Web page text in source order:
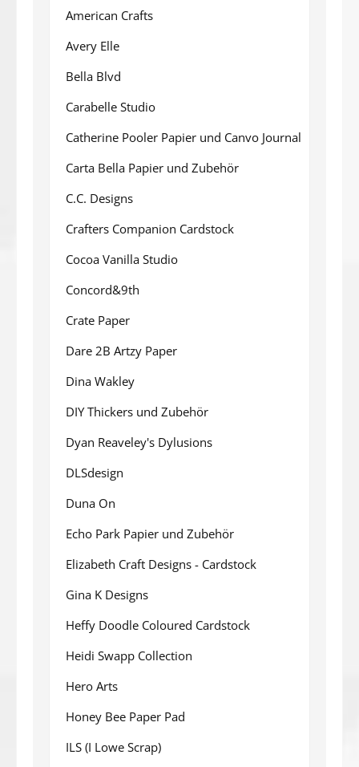
American Crafts
Avery Elle
Bella Blvd
Carabelle Studio
Catherine Pooler Papier und Canvo Journal
Carta Bella Papier und Zubehör
C.C. Designs
Crafters Companion Cardstock
Cocoa Vanilla Studio
Concord&9th
Crate Paper
Dare 2B Artzy Paper
Dina Wakley
DIY Thickers und Zubehör
Dyan Reaveley's Dylusions
DLSdesign
Duna On
Echo Park Papier und Zubehör
Elizabeth Craft Designs - Cardstock
Gina K Designs
Heffy Doodle Coloured Cardstock
Heidi Swapp Collection
Hero Arts
Honey Bee Paper Pad
ILS (I Lowe Scrap)